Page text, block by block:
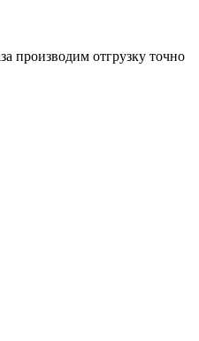
производим отгрузку точно